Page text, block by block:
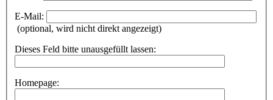
E-Mail:
(optional, wird nicht direkt angezeigt)
Dieses Feld bitte unausgefüllt lassen:
Homepage: